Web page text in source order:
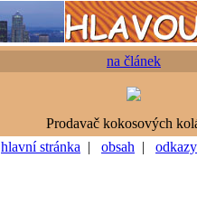
na článek
Prodavač kokosových
hlavní stránka | obsah | odkazy